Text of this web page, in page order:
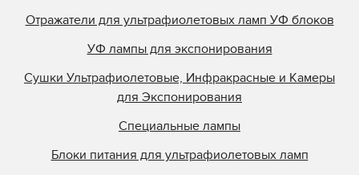
Отражатели для ультрафиолетовых ламп УФ блоков
УФ лампы для экспонирования
Сушки Ультрафиолетовые, Инфракрасные и Камеры
для Экспонирования
Специальные лампы
Блоки питания для ультрафиолетовых ламп